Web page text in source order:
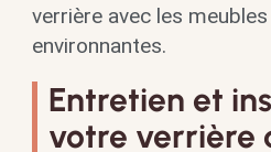
verrière avec les
environnantes.
Entretien et
votre verrière